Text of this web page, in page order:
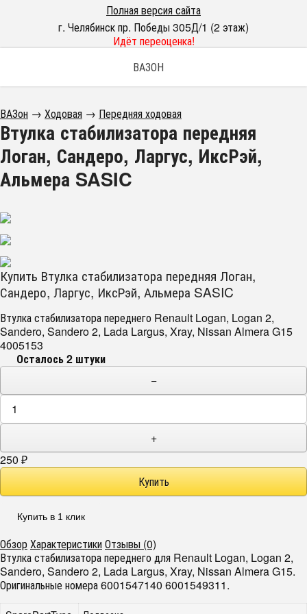
Полная версия сайта
г. Челябинск пр. Победы 305Д/1 (2 этаж)
Идёт переоценка!
ВАЗОН
ВАЗон → Ходовая → Передняя ходовая
Втулка стабилизатора передняя
Логан, Сандеро, Ларгус, ИксРэй,
Альмера SASIC
Купить Втулка стабилизатора передняя Логан,
Сандеро, Ларгус, ИксРэй, Альмера SASIC
Втулка стабилизатора переднего Renault Logan, Logan 2,
Sandero, Sandero 2, Lada Largus, Xray, Nissan Almera G15
4005153
Осталось 2 штуки
−
+
250 ₽
Купить в 1 клик
ОбзорХарактеристикиОтзывы (0)
Втулка стабилизатора переднего для Renault Logan, Logan 2,
Sandero, Sandero 2, Lada Largus, Xray, Nissan Almera G15.
Оригинальные номера 6001547140 6001549311.